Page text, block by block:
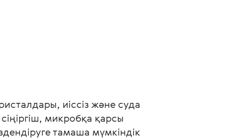
иіссіз және суда
микробқа қарсы
тамаша мүмкіндік